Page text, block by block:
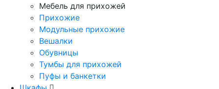
Мебель для прихожей
Прихожие
Модульные прихожие
Вешалки
Обувницы
Тумбы для прихожей
Пуфы и банкетки